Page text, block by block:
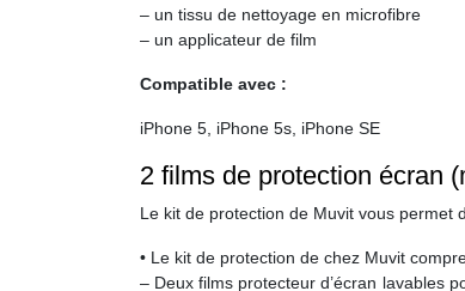
– un tissu de nettoyage en microfibre
– un applicateur de film
Compatible avec :
iPhone 5, iPhone 5s, iPhone SE
2 films de protection écran
Le kit de protection de Muvit vous permet
• Le kit de protection de chez Muvit
– Deux films protecteur d’écran lavables